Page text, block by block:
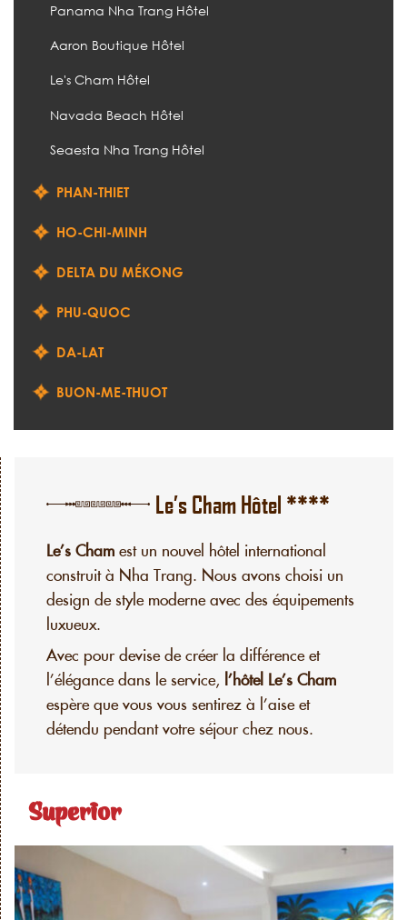
Panama Nha Trang Hôtel
Aaron Boutique Hôtel
Le's Cham Hôtel
Navada Beach Hôtel
Seaesta Nha Trang Hôtel
PHAN-THIET
HO-CHI-MINH
DELTA DU MÉKONG
PHU-QUOC
DA-LAT
BUON-ME-THUOT
Le’s Cham Hôtel ****
Le’s Cham est un nouvel hôtel international
construit à Nha Trang. Nous avons choisi un
design de style moderne avec des équipements
luxueux.
Avec pour devise de créer la différence et
l’élégance dans le service, l’hôtel Le’s Cham
espère que vous vous sentirez à l’aise et
détendu pendant votre séjour chez nous.
Superior